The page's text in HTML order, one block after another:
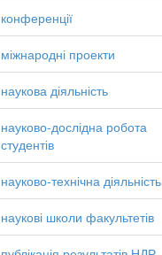
конференції
міжнародні проекти
наукова діяльність
науково-дослідна робота
студентів
науково-технічна діяльність
наукові школи факультетів